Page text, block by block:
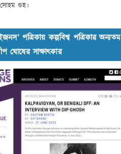
গুহ।
পত্রিকায় কল্পবিশ্ব পত্রিকার অন্যতম
ঘোষের সাক্ষাৎকার